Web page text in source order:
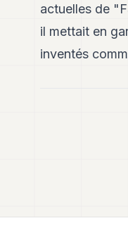
actuelles de
il mettait en
inventés